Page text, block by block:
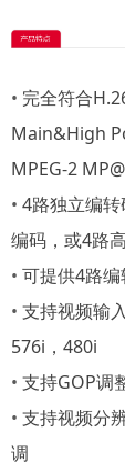
• 完全符合
Main&High
MPEG-2
• 4路独立编
编码，或4路
• 可提供4路
• 支持视频输
576i，480i
• 支持GOP调
• 支持视频分
调